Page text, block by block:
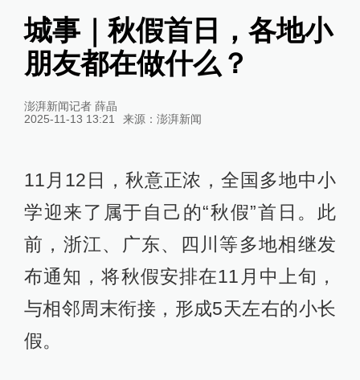
城事｜秋假首日，各地小
朋友都在做什么？
澎湃新闻记者 薛晶
2025-11-13 13:21
来源： 澎湃新闻
11月12日，秋意正浓，全国多地中小
学迎来了属于自己的“秋假”首日。此
前，浙江、广东、四川等多地相继发
布通知，将秋假安排在11月中上旬，
与相邻周末衔接，形成5天左右的小长
假。